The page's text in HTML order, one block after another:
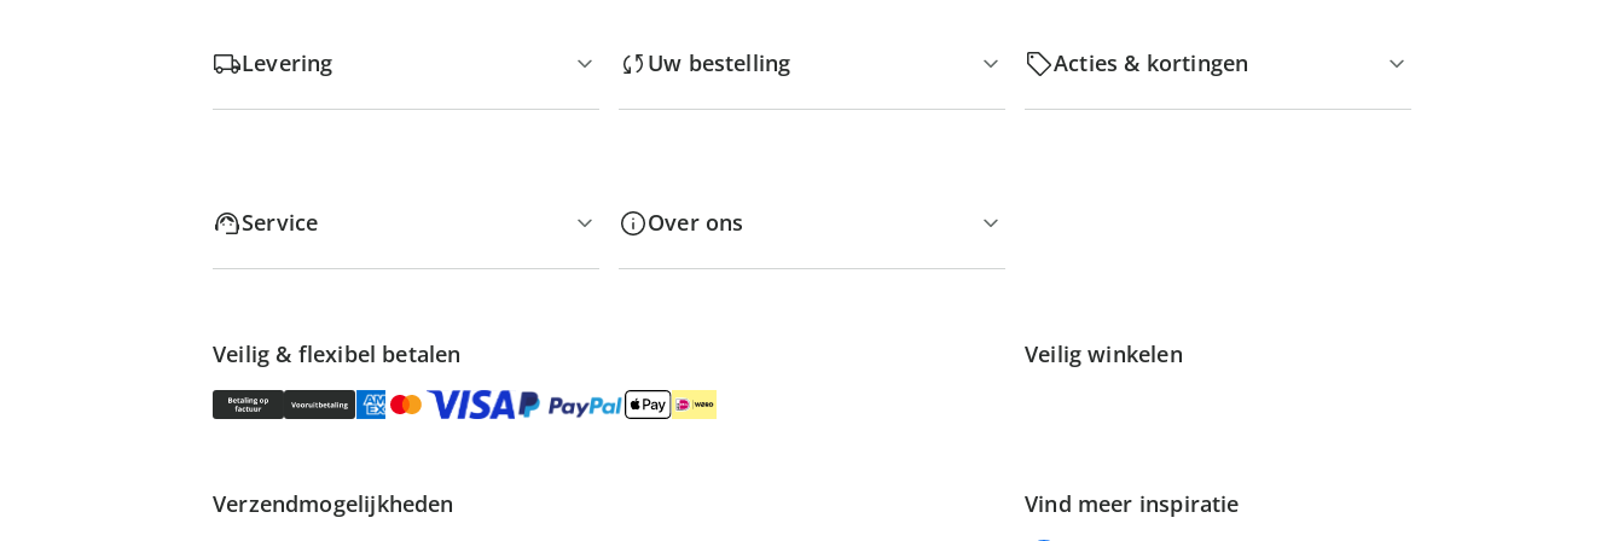
Levering Uw bestelling Acties & kortingen
Service Over ons
Veilig & flexibel betalen Veilig winkelen
Verzendmogelijkheden Vind meer inspiratie